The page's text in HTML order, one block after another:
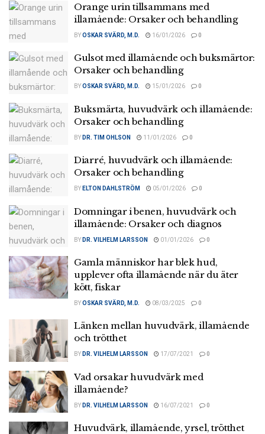
Orange urin tillsammans med
illamående: Orsaker och behandling
BYOSKAR SVÄRD, M.D. 16/01/2026 0
Gulsot med illamående och buksmärtor:
Orsaker och behandling
BYOSKAR SVÄRD, M.D. 15/01/2026 0
Buksmärta, huvudvärk och illamående:
Orsaker och behandling
BY DR. TIM OHLSON 11/01/2026 0
Diarré, huvudvärk och illamående:
Orsaker och behandling
BY ELTON DAHLSTRÖM 05/01/2026 0
Domningar i benen, huvudvärk och
illamående: Orsaker och diagnos
BY DR. VILHELM LARSSON 01/01/2026 0
Gamla människor har blek hud,
upplever ofta illamående när du äter
kött, fiskar
BYOSKAR SVÄRD, M.D. 08/03/2025 0
Länken mellan huvudvärk, illamående
och trötthet
BY DR. VILHELM LARSSON 17/07/2021 0
Vad orsakar huvudvärk med
illamående?
BY DR. VILHELM LARSSON 16/07/2021 0
Huvudvärk, illamående, yrsel, trötthet